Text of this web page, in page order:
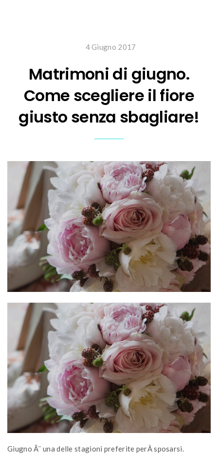
4 Giugno 2017
Matrimoni di giugno.
Come scegliere il fiore
giusto senza sbagliare!
Giugno Ã¨ una delle stagioni preferite perÂ sposarsi.